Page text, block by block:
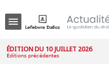
ÉDITION DU 10 JUILLET 2026
Éditions précédentes